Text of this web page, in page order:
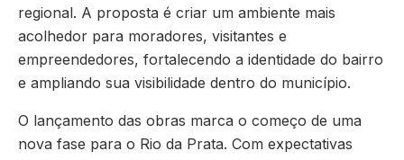
regional. A proposta é criar um ambiente mais
acolhedor para moradores, visitantes e
empreendedores, fortalecendo a identidade do bairro
e ampliando sua visibilidade dentro do município.
O lançamento das obras marca o começo de uma
nova fase para o Rio da Prata. Com expectativas